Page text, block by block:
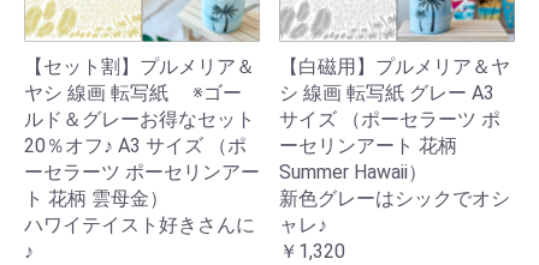
【セット割】プルメリア＆
ヤシ 線画 転写紙 ※ゴー
ルド＆グレーお得なセット
20％オフ♪ A3 サイズ （ポ
ーセラーツ ポーセリンアー
ト 花柄 雲母金）
ハワイテイスト好きさんに
♪
【白磁用】プルメリア＆ヤ
シ 線画 転写紙 グレー A3
サイズ （ポーセラーツ ポ
ーセリンアート 花柄
Summer Hawaii）
新色グレーはシックでオシ
ャレ♪
￥1,320